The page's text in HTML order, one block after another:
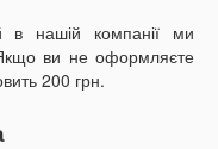
в нашій компанії ми
ви не оформляєте
200 грн.